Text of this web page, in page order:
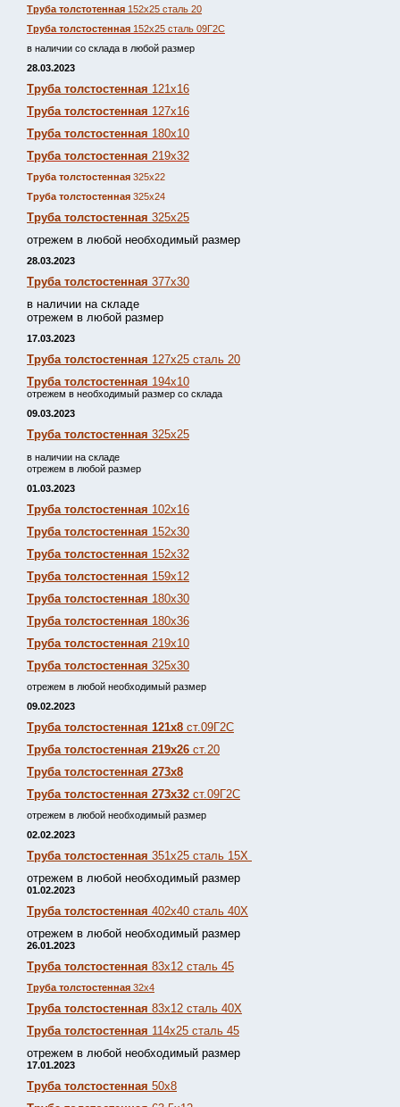
Труба толстотенная 152х25 сталь 20
Труба толстостенная 152х25 сталь 09Г2С
в наличии со склада в любой размер
28.03.2023
Труба толстостенная 121х16
Труба толстостенная 127х16
Труба толстостенная 180х10
Труба толстостенная 219х32
Труба толстостенная 325х22
Труба толстостенная 325х24
Труба толстостенная 325х25
отрежем в любой необходимый размер
28.03.2023
Труба толстостенная 377х30
в наличии на складе
отрежем в любой размер
17.03.2023
Труба толстостенная 127х25 сталь 20
Труба толстостенная 194х10
отрежем в необходимый размер со склада
09.03.2023
Труба толстостенная 325х25
в наличии на складе
отрежем в любой размер
01.03.2023
Труба толстостенная 102х16
Труба толстостенная 152х30
Труба толстостенная 152х32
Труба толстостенная 159х12
Труба толстостенная 180х30
Труба толстостенная 180х36
Труба толстостенная 219х10
Труба толстостенная 325х30
отрежем в любой необходимый размер
09.02.2023
Труба толстостенная 121х8 ст.09Г2С
Труба толстостенная 219х26 ст.20
Труба толстостенная 273х8
Труба толстостенная 273х32 ст.09Г2С
отрежем в любой необходимый размер
02.02.2023
Труба толстостенная 351х25 сталь 15Х
отрежем в любой необходимый размер
01.02.2023
Труба толстостенная 402х40 сталь 40Х
отрежем в любой необходимый размер
26.01.2023
Труба толстостенная 83х12 сталь 45
Труба толстостенная 32х4
Труба толстостенная 83х12 сталь 40Х
Труба толстостенная 114х25 сталь 45
отрежем в любой необходимый размер
17.01.2023
Труба толстостенная 50х8